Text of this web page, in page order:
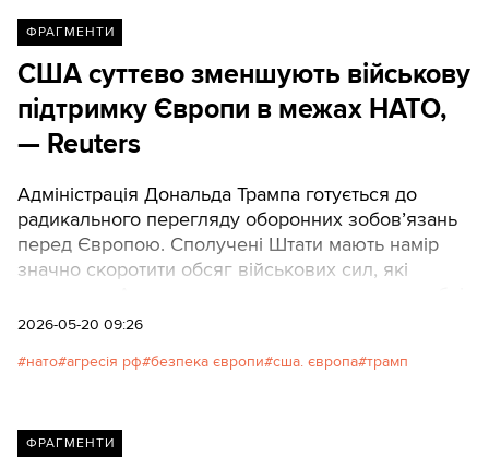
ФРАГМЕНТИ
США суттєво зменшують військову
підтримку Європи в межах НАТО,
— Reuters
Адміністрація Дональда Трампа готується до
радикального перегляду оборонних зобов’язань
перед Європою. Сполучені Штати мають намір
значно скоротити обсяг військових сил, які
конфлікти.
2026-05-20 09:26
нато агресія рф безпека європи сша. європа трамп
ФРАГМЕНТИ